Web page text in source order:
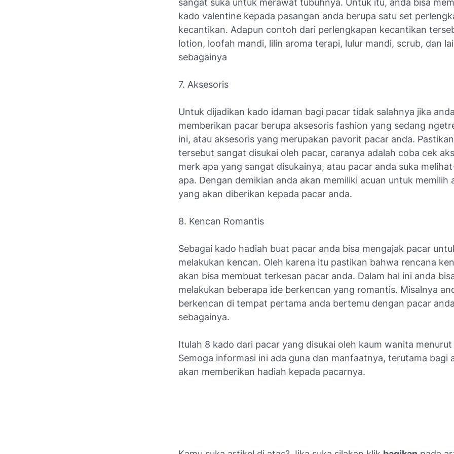
sangat suka untuk merawat tubuhnya. Untuk itu, anda bisa
kado valentine kepada pasangan anda berupa satu set
kecantikan. Adapun contoh dari perlengkapan kecantikan
lotion, loofah mandi, lilin aroma terapi, lulur mandi, scrub, dan
sebagainya
7. Aksesoris
Untuk dijadikan kado idaman bagi pacar tidak salahnya jika
memberikan pacar berupa aksesoris fashion yang sedang
ini, atau aksesoris yang merupakan pavorit pacar anda.
tersebut sangat disukai oleh pacar, caranya adalah coba cek
merk apa yang sangat disukainya, atau pacar anda suka
apa. Dengan demikian anda akan memiliki acuan untuk memilih
yang akan diberikan kepada pacar anda.
8. Kencan Romantis
Sebagai kado hadiah buat pacar anda bisa mengajak pacar
melakukan kencan. Oleh karena itu pastikan bahwa rencana
akan bisa membuat terkesan pacar anda. Dalam hal ini anda
melakukan beberapa ide berkencan yang romantis. Misalnya
berkencan di tempat pertama anda bertemu dengan pacar
sebagainya.
Itulah 8 kado dari pacar yang disukai oleh kaum wanita
Semoga informasi ini ada guna dan manfaatnya, terutama bagi
akan memberikan hadiah kepada pacarnya.